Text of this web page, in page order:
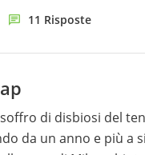
bene come prima
troppo
dal mio
più stanca (mi
ho quasi sempre
mangiavo meno
11 Risposte
di disbiosi del
da un anno e più